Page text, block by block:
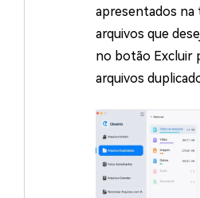
apresentados na
arquivos que
no botão Excluir
arquivos